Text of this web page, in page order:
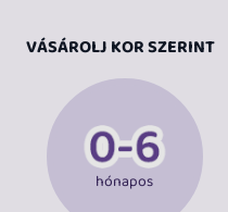
VÁSÁROLJ KOR SZERINT
hónapos